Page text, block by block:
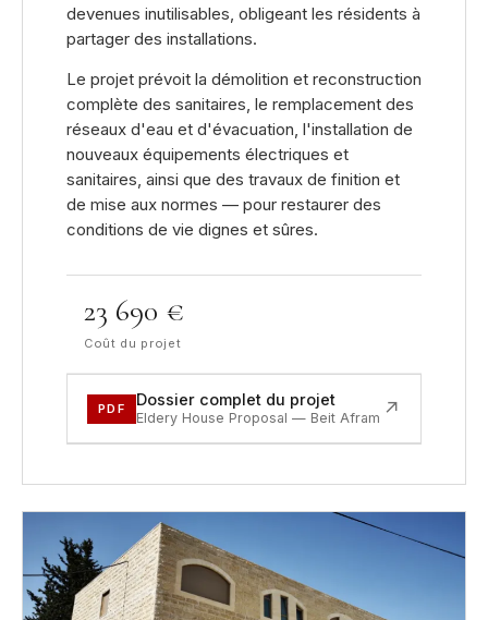
devenues inutilisables, obligeant les résidents à
partager des installations.
Le projet prévoit la démolition et reconstruction
complète des sanitaires, le remplacement des
réseaux d'eau et d'évacuation, l'installation de
nouveaux équipements électriques et
sanitaires, ainsi que des travaux de finition et
de mise aux normes — pour restaurer des
conditions de vie dignes et sûres.
23 690 €
Coût du projet
PDF Dossier complet du projet
Eldery House Proposal — Beit Afram ↗